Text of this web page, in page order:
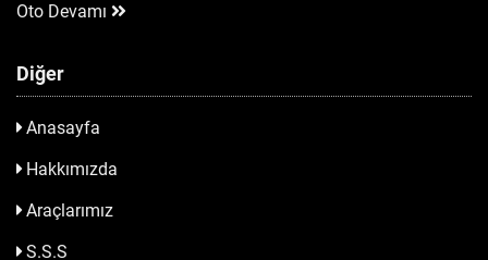
Oto Devamı
Diğer
Anasayfa
Hakkımızda
Araçlarımız
S.S.S